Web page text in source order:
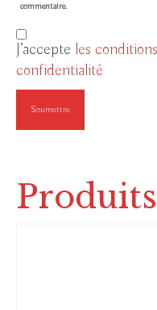
commentaire.
J’accepte les
confidentialité